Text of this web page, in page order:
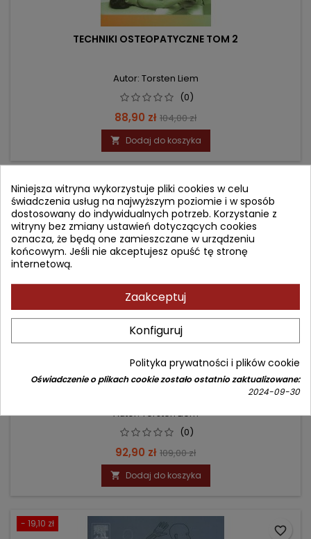
TECHNIKI OSTEOPATYCZNE TOM 2
Autor: Torsten Liem
(0)
Cena
88,90 zł Cena
podstawowa
104,00 zł
 Dodaj do koszyka
- 16,10 zł
TECHNIKI OSTEOPATYCZNE TOM 1
Autor: Torsten Liem
(0)
Cena
92,90 zł Cena
podstawowa
109,00 zł
 Dodaj do koszyka
- 19,10 zł
favorite_border
Niniejsza witryna wykorzystuje pliki cookies w celu
świadczenia usług na najwyższym poziomie i w sposób
dostosowany do indywidualnych potrzeb. Korzystanie z
witryny bez zmiany ustawień dotyczących cookies
oznacza, że będą one zamieszczane w urządzeniu
końcowym. Jeśli nie akceptujesz opuść tę stronę
internetową.
Zaakceptuj
Konfiguruj
Polityka prywatności i plików cookie
Oświadczenie o plikach cookie zostało ostatnio zaktualizowane:
2024-09-30